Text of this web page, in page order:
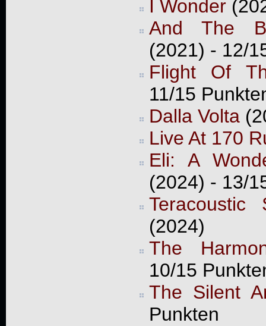
I Wonder
And The
(2021) - 12/
Flight Of
11/15
Dalla Volta
Live At 170
Eli: A
(2024) - 13/
(2024)
The
10/15
The Silent
Punkten